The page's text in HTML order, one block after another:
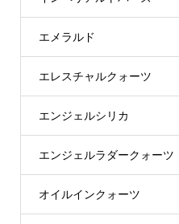
エメラルド
エレスチャルクォーツ
エンジェルシリカ
エンジェルラダークォーツ
オイルインクォーツ